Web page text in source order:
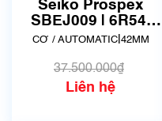
chưa qua sử dụng)
Seiko Prospex
SBEJ009 | 6R54-
00D0 | New Fullbox
CƠ / AUTOMATIC| 42MM
37.500.000₫
Liên hệ